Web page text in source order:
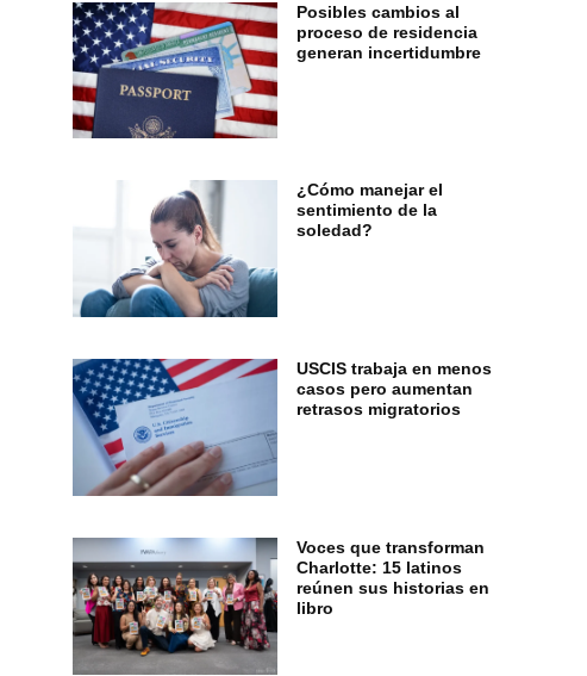
Posibles cambios al
proceso de residencia
generan incertidumbre
¿Cómo manejar el
sentimiento de la
soledad?
USCIS trabaja en menos
casos pero aumentan
retrasos migratorios
Voces que transforman
Charlotte: 15 latinos
reúnen sus historias en
libro